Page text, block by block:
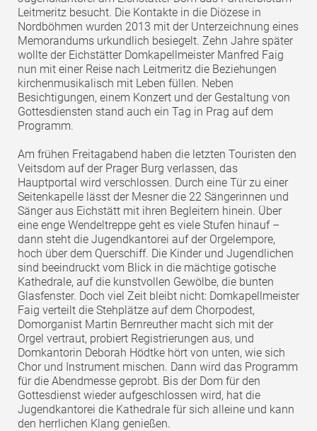
Leitmeritz besucht. Die Kontakte in die Diözese in
Nordböhmen wurden 2013 mit der Unterzeichnung eines
Memorandums urkundlich besiegelt. Zehn Jahre später
wollte der Eichstätter Domkapellmeister Manfred Faig
nun mit einer Reise nach Leitmeritz die Beziehungen
kirchenmusikalisch mit Leben füllen. Neben
Besichtigungen, einem Konzert und der Gestaltung von
Gottesdiensten stand auch ein Tag in Prag auf dem
Programm.
Am frühen Freitagabend haben die letzten Touristen den
Veitsdom auf der Prager Burg verlassen, das
Hauptportal wird verschlossen. Durch eine Tür zu einer
Seitenkapelle lässt der Mesner die 22 Sängerinnen und
Sänger aus Eichstätt mit ihren Begleitern hinein. Über
eine enge Wendeltreppe geht es viele Stufen hinauf –
dann steht die Jugendkantorei auf der Orgelempore,
hoch über dem Querschiff. Die Kinder und Jugendlichen
sind beeindruckt vom Blick in die mächtige gotische
Kathedrale, auf die kunstvollen Gewölbe, die bunten
Glasfenster. Doch viel Zeit bleibt nicht: Domkapellmeister
Faig verteilt die Stehplätze auf dem Chorpodest,
Domorganist Martin Bernreuther macht sich mit der
Orgel vertraut, probiert Registrierungen aus, und
Domkantorin Deborah Hödtke hört von unten, wie sich
Chor und Instrument mischen. Dann wird das Programm
für die Abendmesse geprobt. Bis der Dom für den
Gottesdienst wieder aufgeschlossen wird, hat die
Jugendkantorei die Kathedrale für sich alleine und kann
den herrlichen Klang genießen.